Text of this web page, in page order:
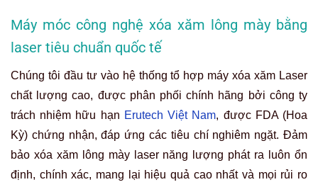
Máy móc công nghệ xóa xăm lông mày bằng
laser tiêu chuẩn quốc tế
Chúng tôi đầu tư vào hệ thống tổ hợp máy xóa xăm Laser
chất lượng cao, được phân phối chính hãng bởi công ty
trách nhiệm hữu hạn Erutech Việt Nam, được FDA (Hoa
Kỳ) chứng nhận, đáp ứng các tiêu chí nghiêm ngặt. Đảm
bảo xóa xăm lông mày laser năng lượng phát ra luôn ổn
định, chính xác, mang lại hiệu quả cao nhất và mọi rủi ro